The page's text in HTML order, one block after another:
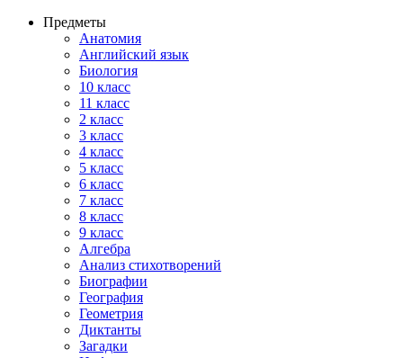
Предметы
Анатомия
Английский язык
Биология
10 класс
11 класс
2 класс
3 класс
4 класс
5 класс
6 класс
7 класс
8 класс
9 класс
Алгебра
Анализ стихотворений
Биографии
География
Геометрия
Диктанты
Загадки